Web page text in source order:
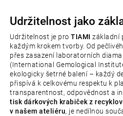
Udržitelnost jako
Udržitelnost je pro TIAMI základní
každým krokem tvorby. Od
přes zasazení laboratorních
(International Gemological
ekologicky šetrné balení – každý
přispívá k celkovému respektu k
transparentnost, odpovědnost a
tisk dárkových krabiček z
v našem ateliéru, je nedílnou